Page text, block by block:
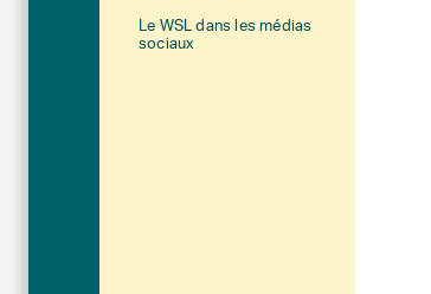
Le WSL dans les médias
sociaux